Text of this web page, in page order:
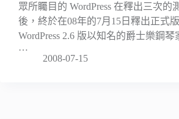
眾所矚目的 WordPress 在釋出三次的
後，終於在08年的7月15日釋出正式版
WordPress 2.6 版以知名的爵士樂鋼琴
…
2008-07-15